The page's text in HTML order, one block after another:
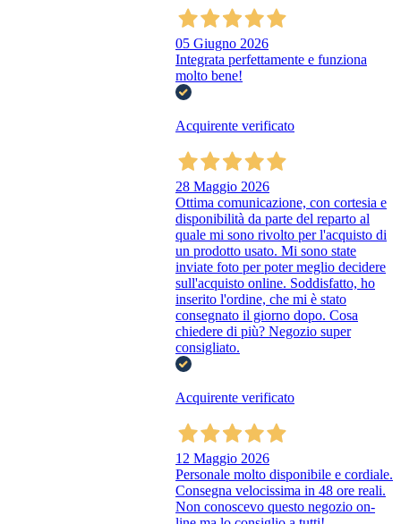
05 Giugno 2026
Integrata perfettamente e funziona
molto bene!
Acquirente verificato
28 Maggio 2026
Ottima comunicazione, con cortesia e
disponibilità da parte del reparto al
quale mi sono rivolto per l'acquisto di
un prodotto usato. Mi sono state
inviate foto per poter meglio decidere
sull'acquisto online. Soddisfatto, ho
inserito l'ordine, che mi è stato
consegnato il giorno dopo. Cosa
chiedere di più? Negozio super
consigliato.
Acquirente verificato
12 Maggio 2026
Personale molto disponibile e cordiale.
Consegna velocissima in 48 ore reali.
Non conoscevo questo negozio on-